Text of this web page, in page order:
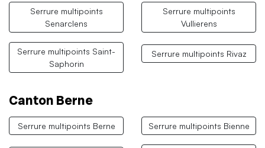
Serrure multipoints
Senarclens
Serrure multipoints
Vullierens
Serrure multipoints Saint-
Saphorin
Serrure multipoints Rivaz
Canton Berne
Serrure multipoints Berne Serrure multipoints Bienne